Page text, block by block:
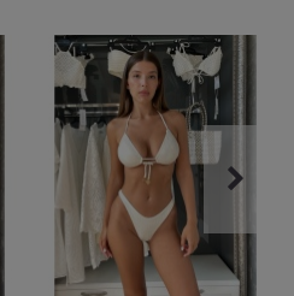
в Київ або Львів, а також в